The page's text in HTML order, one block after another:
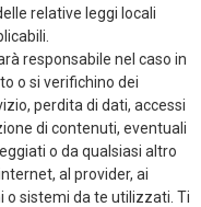
relative leggi locali
responsabile nel caso in
o si verifichino dei
perdita di dati, accessi
di contenuti, eventuali
o da qualsiasi altro
al provider, ai
o sistemi da te utilizzati. Ti